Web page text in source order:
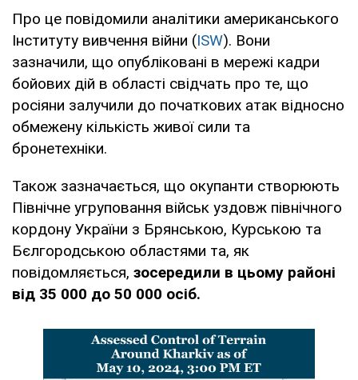
Про це повідомили аналітики американського
Інституту вивчення війни (ISW). Вони
зазначили, що опубліковані в мережі кадри
бойових дій в області свідчать про те, що
росіяни залучили до початкових атак відносно
обмежену кількість живої сили та
бронетехніки.
Також зазначається, що окупанти створюють
Північне угруповання військ уздовж північного
кордону України з Брянською, Курською та
Бєлгородською областями та, як
повідомляється, зосередили в цьому районі
від 35 000 до 50 000 осіб.